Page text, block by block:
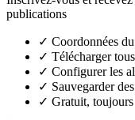
publications
✓ Coordonnées
✓ Télécharger
✓ Configurer les
✓ Sauvegarder
✓ Gratuit, toujours